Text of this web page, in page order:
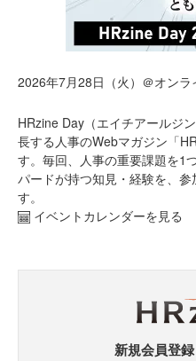
2026年7月28日（火）＠オンラ
HRzine Day（エイチアールジ
長する人事のWebマガジン「
す。毎回、人事の重要課題を1
パードが持つ知見・経験を、
す。
イベントカレンダーを見る
新規会員登録